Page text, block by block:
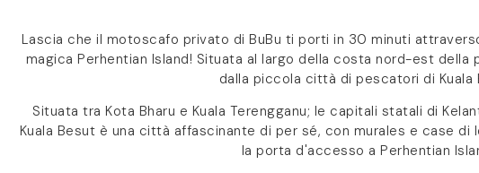
Lascia che il motoscafo privato di BuBu ti porti in 30 minuti
magica Perhentian Island! Situata al largo della costa nord-est della
dalla piccola città di pescatori di Kuala
Situata tra Kota Bharu e Kuala Terengganu; le capitali statali di
Kuala Besut è una città affascinante di per sé, con murales e case
la porta d'accesso a Perhentian